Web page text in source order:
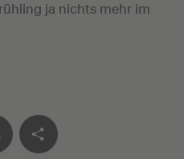
ja nichts mehr im